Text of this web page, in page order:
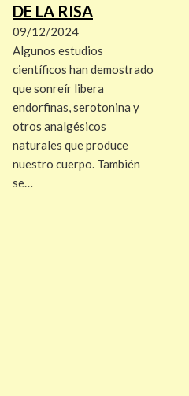
DE LA RISA
09/12/2024
Algunos estudios
científicos han demostrado
que sonreír libera
endorfinas, serotonina y
otros analgésicos
naturales que produce
nuestro cuerpo. También
se…